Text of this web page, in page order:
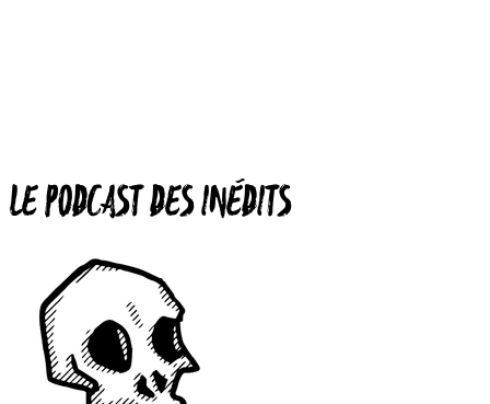
LE PODCAST DES INÉDITS